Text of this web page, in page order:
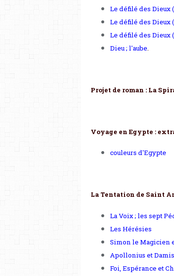
Le défilé des Dieux
Le défilé des Dieux
Le défilé des Dieux
Dieu ; l'aube.
Projet de roman : La
Voyage en Egypte :
couleurs d'Egypte
La Tentation de Saint
La Voix ; les sept
Les Hérésies
Simon le Magicien
Apollonius et Damis
Foi, Espérance et